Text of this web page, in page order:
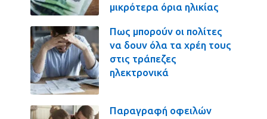
μικρότερα όρια ηλικίας
Πως μπορούν οι πολίτες
να δουν όλα τα χρέη τους
στις τράπεζες
ηλεκτρονικά
Παραγραφή οφειλών